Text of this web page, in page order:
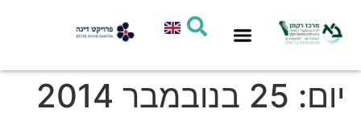
יום: 25 בנובמבר 2014